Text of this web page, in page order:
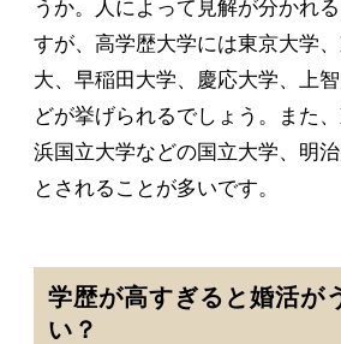
うか。人によって見解が分かれ
すが、高学歴大学には東京大学
大、早稲田大学、慶応大学、上
どが挙げられるでしょう。また
浜国立大学などの国立大学、明
とされることが多いです。
学歴が高すぎると婚活が
い？